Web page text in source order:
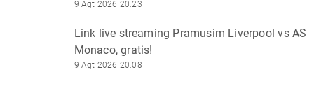
9 Agt 2026 20:23
Link live streaming Pramusim Liverpool vs AS
Monaco, gratis!
9 Agt 2026 20:08